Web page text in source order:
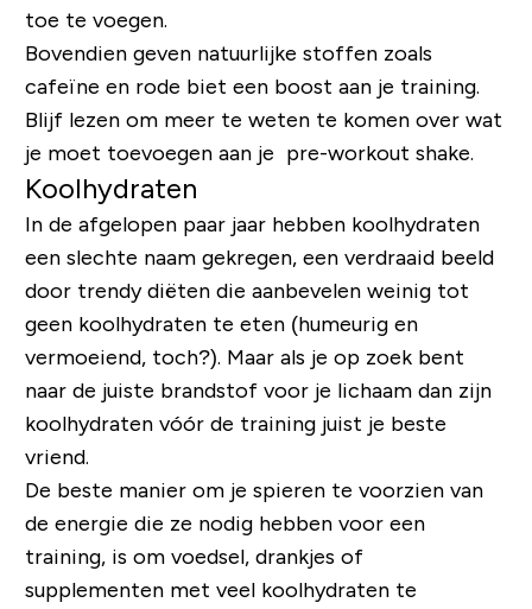
toe te voegen.
Bovendien geven natuurlijke stoffen zoals
cafeïne en rode biet een boost aan je training.
Blijf lezen om meer te weten te komen over wat
je moet toevoegen aan je pre-workout shake.
Koolhydraten
In de afgelopen paar jaar hebben koolhydraten
een slechte naam gekregen, een verdraaid beeld
door trendy diëten die aanbevelen weinig tot
geen koolhydraten te eten (humeurig en
vermoeiend, toch?). Maar als je op zoek bent
naar de juiste brandstof voor je lichaam dan zijn
koolhydraten vóór de training juist je beste
vriend.
De beste manier om je spieren te voorzien van
de energie die ze nodig hebben voor een
training, is om voedsel, drankjes of
supplementen met veel koolhydraten te